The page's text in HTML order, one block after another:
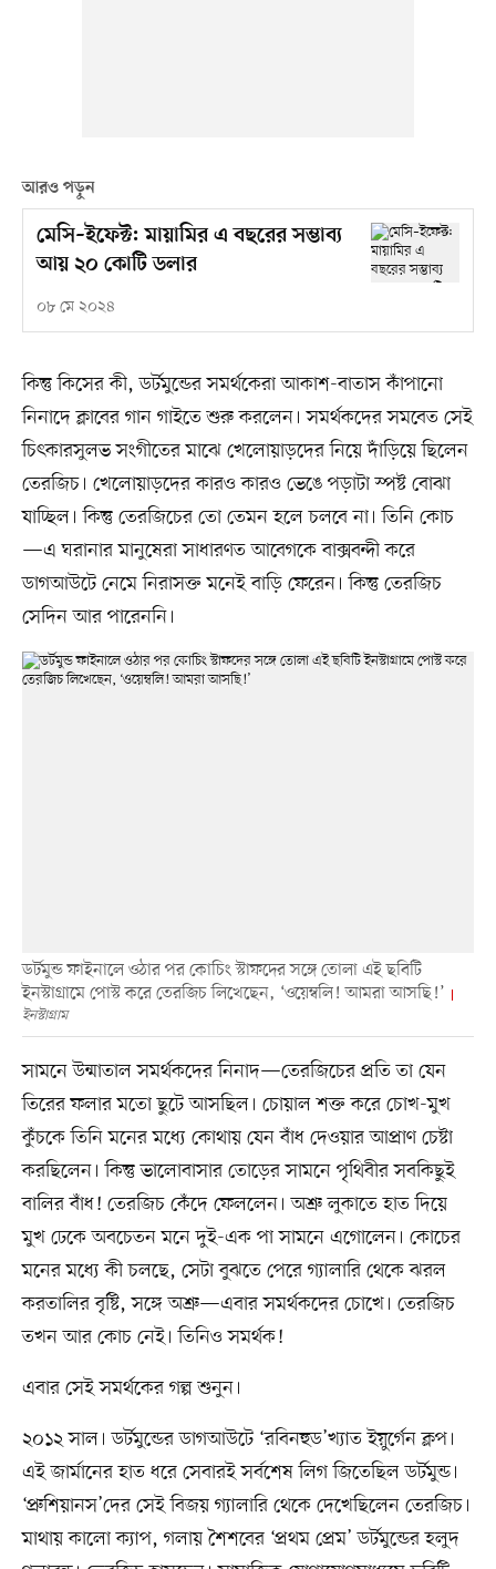
আরও পড়ুন
মেসি–ইফেক্ট: মায়ামির এ বছরের সম্ভাব্য
আয় ২০ কোটি ডলার
০৮ মে ২০২৪
কিন্তু কিসের কী, ডর্টমুন্ডের সমর্থকেরা আকাশ-বাতাস কাঁপানো
নিনাদে ক্লাবের গান গাইতে শুরু করলেন। সমর্থকদের সমবেত সেই
চিৎকারসুলভ সংগীতের মাঝে খেলোয়াড়দের নিয়ে দাঁড়িয়ে ছিলেন
তেরজিচ। খেলোয়াড়দের কারও কারও ভেঙে পড়াটা স্পষ্ট বোঝা
যাচ্ছিল। কিন্তু তেরজিচের তো তেমন হলে চলবে না। তিনি কোচ
—এ ঘরানার মানুষেরা সাধারণত আবেগকে বাক্সবন্দী করে
ডাগআউটে নেমে নিরাসক্ত মনেই বাড়ি ফেরেন। কিন্তু তেরজিচ
সেদিন আর পারেননি।
ডর্টমুন্ড ফাইনালে ওঠার পর কোচিং স্টাফদের সঙ্গে তোলা এই ছবিটি
ইনস্টাগ্রামে পোস্ট করে তেরজিচ লিখেছেন, ‘ওয়েম্বলি! আমরা আসছি!’
ইনস্টাগ্রাম
সামনে উন্মাতাল সমর্থকদের নিনাদ—তেরজিচের প্রতি তা যেন
তিরের ফলার মতো ছুটে আসছিল। চোয়াল শক্ত করে চোখ-মুখ
কুঁচকে তিনি মনের মধ্যে কোথায় যেন বাঁধ দেওয়ার আপ্রাণ চেষ্টা
করছিলেন। কিন্তু ভালোবাসার তোড়ের সামনে পৃথিবীর সবকিছুই
বালির বাঁধ! তেরজিচ কেঁদে ফেললেন। অশ্রু লুকাতে হাত দিয়ে
মুখ ঢেকে অবচেতন মনে দুই-এক পা সামনে এগোলেন। কোচের
মনের মধ্যে কী চলছে, সেটা বুঝতে পেরে গ্যালারি থেকে ঝরল
করতালির বৃষ্টি, সঙ্গে অশ্রু—এবার সমর্থকদের চোখে। তেরজিচ
তখন আর কোচ নেই। তিনিও সমর্থক!
এবার সেই সমর্থকের গল্প শুনুন।
২০১২ সাল। ডর্টমুন্ডের ডাগআউটে ‘রবিনহুড’খ্যাত ইয়ুর্গেন ক্লপ।
এই জার্মানের হাত ধরে সেবারই সর্বশেষ লিগ জিতেছিল ডর্টমুন্ড।
‘প্রুশিয়ানস’দের সেই বিজয় গ্যালারি থেকে দেখেছিলেন তেরজিচ।
মাথায় কালো ক্যাপ, গলায় শৈশবের ‘প্রথম প্রেম’ ডর্টমুন্ডের হলুদ